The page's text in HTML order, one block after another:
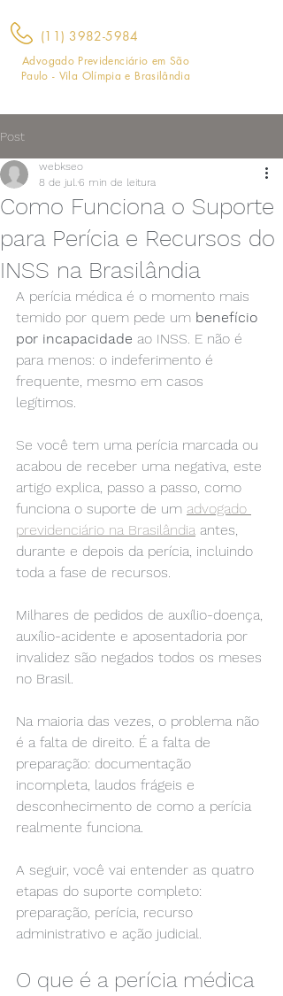
(11) 3982-5984
Advogado Previdenciário em São
Paulo - Vila Olímpia e Brasilândia
Post
Como Funciona o Suporte
para Perícia e Recursos do
INSS na Brasilândia
webkseo
8 de jul.6 min de leitura
A perícia médica é o momento mais
temido por quem pede um benefício
por incapacidade ao INSS. E não é
para menos: o indeferimento é
frequente, mesmo em casos
legítimos.
Se você tem uma perícia marcada ou
acabou de receber uma negativa, este
artigo explica, passo a passo, como
funciona o suporte de um advogado
previdenciário na Brasilândia antes,
durante e depois da perícia, incluindo
toda a fase de recursos.
Milhares de pedidos de auxílio-doença,
auxílio-acidente e aposentadoria por
invalidez são negados todos os meses
no Brasil.
Na maioria das vezes, o problema não
é a falta de direito. É a falta de
preparação: documentação
incompleta, laudos frágeis e
desconhecimento de como a perícia
realmente funciona.
A seguir, você vai entender as quatro
etapas do suporte completo:
preparação, perícia, recurso
administrativo e ação judicial.
O que é a perícia médica